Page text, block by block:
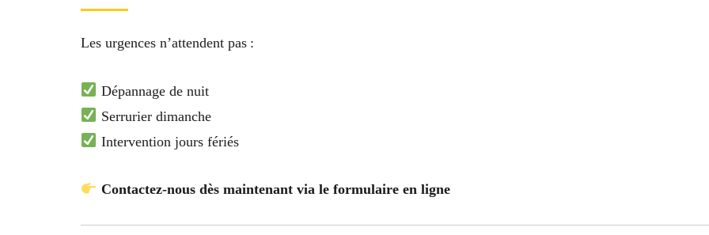
Les urgences n’attendent pas :
Dépannage de nuit
Serrurier dimanche
Intervention jours fériés
Contactez-nous dès maintenant via le formulaire en ligne